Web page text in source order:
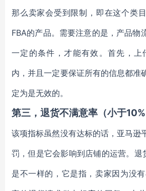
那么卖家会受到限制，即在这个类
FBA的产品。需要注意的是，产品物
一定的条件，才能有效。首先，
内，并且一定要保证所有的信息都准
定为是无效的。
第三，退货不满意率（小于10%
该项指标虽然没有达标的话，亚马逊
罚，但是它会影响到店铺的运营。退
是不一样的，它是指，卖家因为没